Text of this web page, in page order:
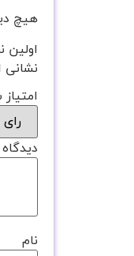
هیچ
اولین
نشانی
نام